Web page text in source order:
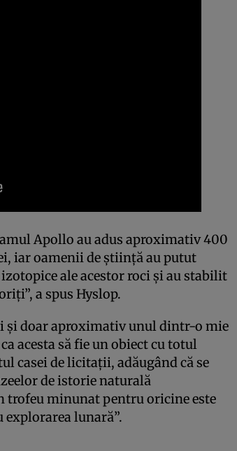
Apollo au adus aproximativ 400
iar oamenii de ştiinţă au putut
ale acestor roci şi au stabilit
a spus Hyslop.
doar aproximativ unul dintr-o mie
acesta să fie un obiect cu totul
casei de licitaţii, adăugând că se
de istorie naturală
trofeu minunat pentru oricine este
lunară”.